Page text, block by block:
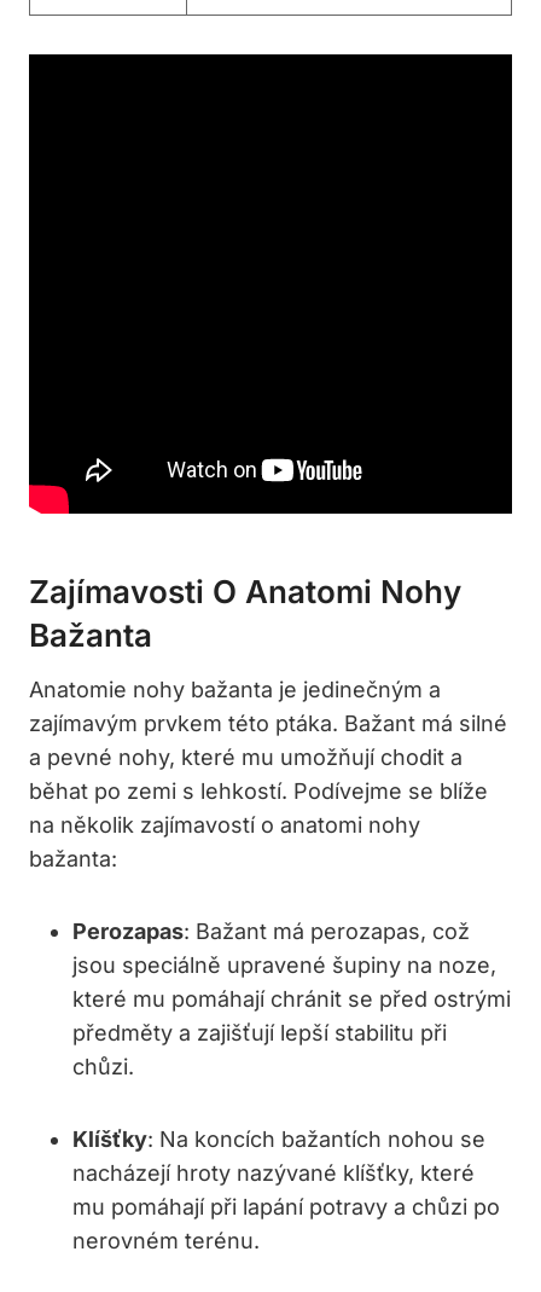
Zajímavosti O Anatomi Nohy
Bažanta
Anatomie nohy bažanta je jedinečným a
zajímavým prvkem této ptáka. Bažant má silné
a pevné nohy, které mu umožňují chodit a
běhat po zemi s lehkostí. Podívejme se blíže
na několik zajímavostí o anatomi nohy
bažanta:
Perozapas: Bažant má perozapas, což
jsou speciálně upravené šupiny na noze,
které mu pomáhají chránit se před ostrými
předměty a zajišťují lepší stabilitu při
chůzi.
Klíšťky: Na koncích bažantích nohou se
nacházejí hroty nazývané klíšťky, které
mu pomáhají při lapání potravy a chůzi po
nerovném terénu.